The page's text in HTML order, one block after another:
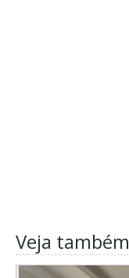
Veja também